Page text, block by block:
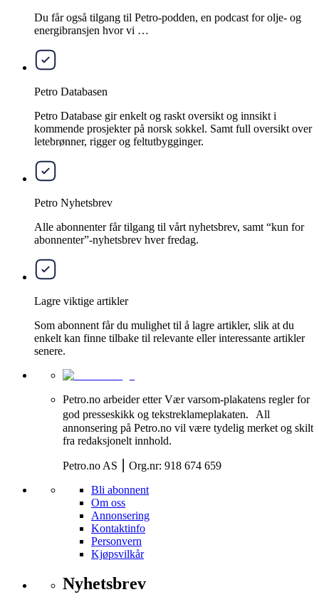
Du får også tilgang til Petro-podden, en podcast for olje- og
energibransjen hvor vi …
Petro Databasen
Petro Database gir enkelt og raskt oversikt og innsikt i
kommende prosjekter på norsk sokkel. Samt full oversikt over
letebrønner, rigger og feltutbygginger.
Petro Nyhetsbrev
Alle abonnenter får tilgang til vårt nyhetsbrev, samt “kun for
abonnenter”-nyhetsbrev hver fredag.
Lagre viktige artikler
Som abonnent får du mulighet til å lagre artikler, slik at du
enkelt kan finne tilbake til relevante eller interessante artikler
senere.
Petro.no arbeider etter Vær varsom-plakatens regler for
god presseskikk og tekstreklameplakaten. All
annonsering på Petro.no vil være tydelig merket og skilt
fra redaksjonelt innhold.
Petro.no AS ⎮ Org.nr: 918 674 659
Bli abonnent
Om oss
Annonsering
Kontaktinfo
Personvern
Kjøpsvilkår
Nyhetsbrev